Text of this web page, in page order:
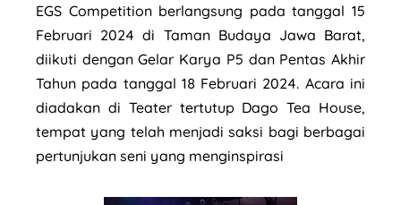
EGS Competition berlangsung pada tanggal 15
Februari 2024 di Taman Budaya Jawa Barat,
diikuti dengan Gelar Karya P5 dan Pentas Akhir
Tahun pada tanggal 18 Februari 2024. Acara ini
diadakan di Teater tertutup Dago Tea House,
tempat yang telah menjadi saksi bagi berbagai
pertunjukan seni yang menginspirasi